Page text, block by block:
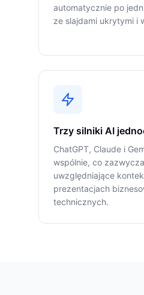
automatycznie po
ze slajdami ukrytymi i
Trzy silniki AI
ChatGPT, Claude i
wspólnie, co
uwzględniające
prezentacjach
technicznych.